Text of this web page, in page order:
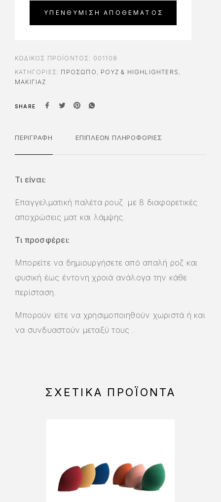
ΚΩΔΙΚΌΣ ΠΡΟΪΌΝΤΟΣ: 001108
ΚΑΤΗΓΟΡΊΕΣ: ΠΡΌΣΩΠΟ ΡΟΥΖ & HIGHLIGHTERS
ΜΑΚΙΓΙΑΖ
SHARE
ΠΕΡΙΓΡΑΦΉ ΕΠΙΠΛΈΟΝ ΠΛΗΡΟΦΟΡΊΕΣ
Τι είναι:
Επαγγελματική παλέταρουζ με 8 διαφορετικές
αποχρώσεις ματ και λάμψης.
Τι προσφέρει:
Μπορείτε να δημιουργήσετε από απαλή ροζ και
φυσική έως έντονη χροιά ανάλογα την κάθε
περίσταση.
Μπορούν είτε να χρησιμοποιηθούν χωριστά ή και
να συνδυαστούν μεταξύ τους .
ΣΧΕΤΙΚΆ ΠΡΟΪΌΝΤΑ